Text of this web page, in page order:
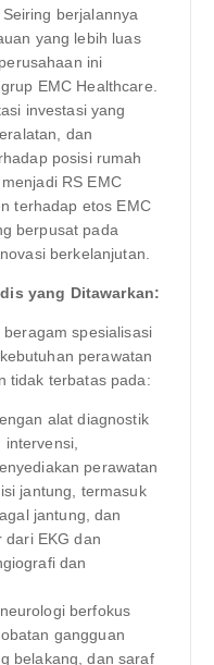
berjalannya
yang lebih luas
ini
EMC Healthcare.
investasi yang
dan
posisi rumah
RS EMC
terhadap etos EMC
berpusat pada
berkelanjutan.
yang Ditawarkan:
spesialisasi
perawatan
tidak terbatas pada:
alat diagnostik
perawatan
jantung, termasuk
jantung, dan
dari EKG dan
dan
berfokus
gangguan
belakang, dan saraf